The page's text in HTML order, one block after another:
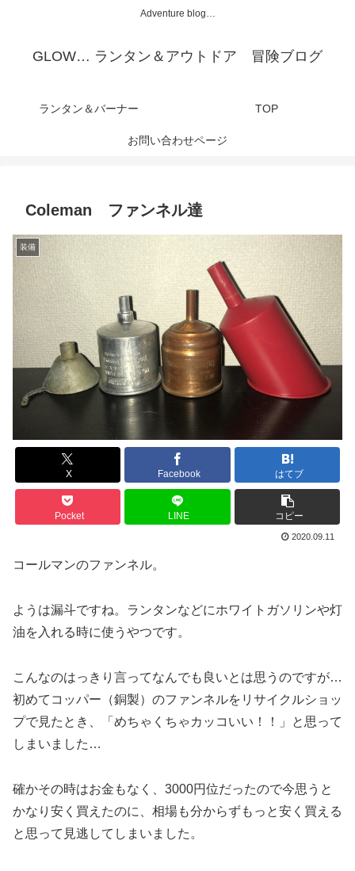
Adventure blog…
GLOW… ランタン＆アウトドア 冒険ブログ
ランタン＆バーナー TOP
お問い合わせページ
Coleman ファンネル達
装備
X Facebook はてブ
Pocket LINE コピー
2020.09.11
コールマンのファンネル。
ようは漏斗ですね。ランタンなどにホワイトガソリンや灯
油を入れる時に使うやつです。
こんなのはっきり言ってなんでも良いとは思うのですが…
初めてコッパー（銅製）のファンネルをリサイクルショッ
プで見たとき、「めちゃくちゃカッコいい！！」と思って
しまいました…
確かその時はお金もなく、3000円位だったので今思うと
かなり安く買えたのに、相場も分からずもっと安く買える
と思って見逃してしまいました。